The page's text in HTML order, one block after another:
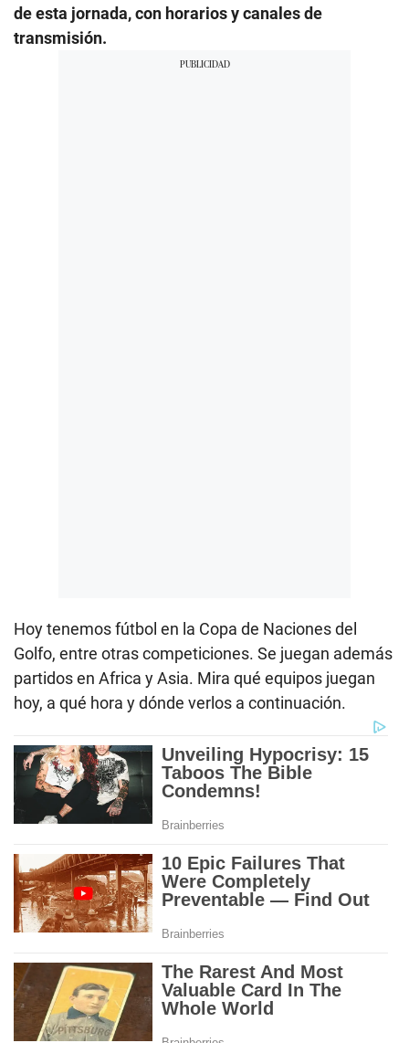
de esta jornada, con horarios y canales de
transmisión.
Hoy tenemos fútbol en la Copa de Naciones del
Golfo, entre otras competiciones. Se juegan además
partidos en Africa y Asia. Mira qué equipos juegan
hoy, a qué hora y dónde verlos a continuación.